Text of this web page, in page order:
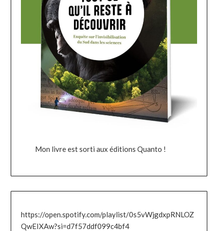
Mon livre est sorti aux éditions Quanto !
https://open.spotify.com/playlist/0s5vWjgdxpRNLOZ
QwEIXAw?si=d7f57ddf099c4bf4